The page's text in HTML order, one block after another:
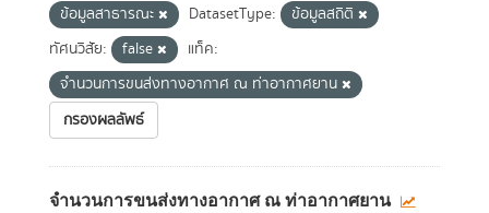
ข้อมูลสาธารณะ
DatasetType:
ข้อมูลสถิติ
ทัศนวิสัย:
false
แท็ค:
จำนวนการขนส่งทางอากาศ ณ ท่าอากาศยาน
กรองผลลัพธ์
จำนวนการขนส่งทางอากาศ ณ ท่าอากาศยาน